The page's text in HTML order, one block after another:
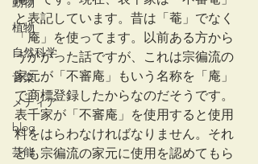
植物
自然科学
音楽
メディア
blog
芸能
と表記しています。昔は「菴」でなく
「庵」を使ってます。以前ある方から
うかがった話ですが、これは宗徧流の
家元が「不審庵」もいう名称を「庵」
で商標登録したからなのだそうです。
表千家が「不審庵」を使用すると使用
料をはらわなければなりません。それ
とも宗徧流の家元に使用を認めてもら